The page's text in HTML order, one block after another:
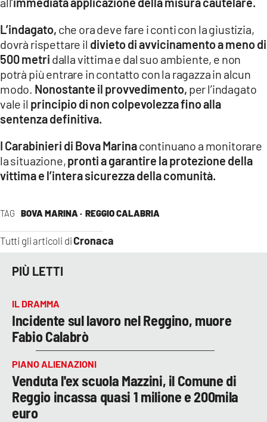
TAG BOVA MARINA · REGGIO CALABRIA
Tutti gli articoli diCronaca
L’indagato, che ora deve fare i conti con la giustizia,
dovrà rispettare il divieto di avvicinamento a meno di
500 metri dalla vittima e dal suo ambiente, e non
potrà più entrare in contatto con la ragazza in alcun
modo. Nonostante il provvedimento, per l’indagato
vale il principio di non colpevolezza fino alla
sentenza definitiva.
I Carabinieri di Bova Marinacontinuano a monitorare
la situazione,pronti a garantire la protezione della
vittima e l’intera sicurezza della comunità.
PIÙ LETTI
IL DRAMMA
Incidente sul lavoro nel Reggino, muore
Fabio Calabrò
PIANO ALIENAZIONI
Venduta l'ex scuola Mazzini, il Comune di
Reggio incassa quasi 1 milione e 200mila
euro